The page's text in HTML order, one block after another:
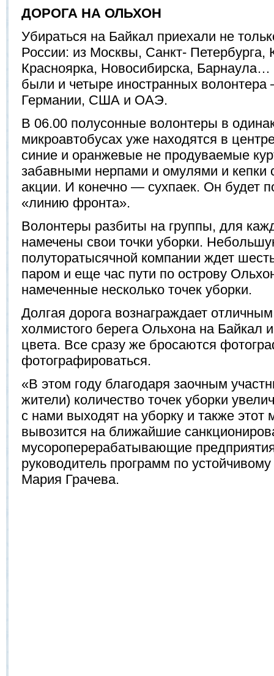
ДОРОГА НА ОЛЬХОН
Убираться на Байкал приехали не
России: из Москвы, Санкт-
Красноярка, Новосибирска,
были и четыре иностранных волонтера
Германии, США и ОАЭ.
В 06.00 полусонные волонтеры в
микроавтобусах уже находятся в
синие и оранжевые не продуваемые
забавными нерпами и омулями и кепки
акции. И конечно — сухпаек. Он будет
«линию фронта».
Волонтеры разбиты на группы, для
намечены свои точки уборки.
полуторатысячной компании ждет
паром и еще час пути по острову
намеченные несколько точек уборки.
Долгая дорога вознаграждает
холмистого берега Ольхона на Байкал
цвета. Все сразу же бросаются
фотографироваться.
«В этом году благодаря заочным
жители) количество точек уборки
с нами выходят на уборку и также этот
вывозится на ближайшие
мусороперерабатывающие
руководитель программ по
Мария Грачева.